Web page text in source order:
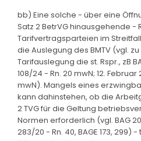
bb) Eine solche - über eine
Satz 2 BetrVG hinausgehende -
Tarifvertragsparteien im
die Auslegung des BMTV (vgl.
Tarifauslegung die st. Rspr., zB
108/24 - Rn. 20 mwN; 12. Februar
mwN). Mangels eines
kann dahinstehen, ob die
2 TVG für die Geltung
Normen erforderlich (vgl. BAG
283/20 - Rn. 40, BAGE 173, 299)